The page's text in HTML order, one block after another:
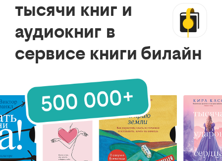
тысячи книг и
аудиокниг в
сервисе книги билайн